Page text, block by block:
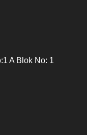
A Blok No: 1